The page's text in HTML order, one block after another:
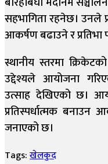
सहभागिता रहनेछ। उनले
आकर्षण बढाउने र प्रतिभा
स्थानीय स्तरमा
उद्देश्यले आयोजना
उत्साह देखिएको छ।
प्रतिस्पर्धात्मक
जनाएको छ।
Tags:खेलकुद